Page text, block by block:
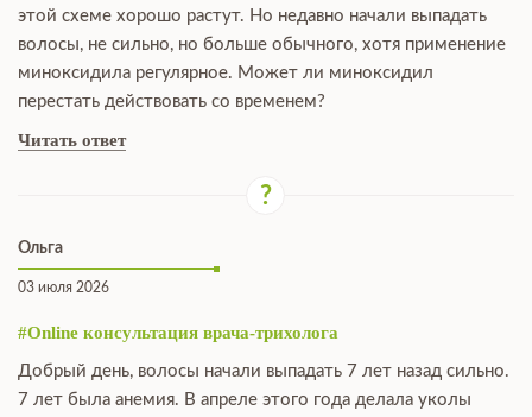
этой схеме хорошо растут. Но недавно начали выпадать
волосы, не сильно, но больше обычного, хотя применение
миноксидила регулярное. Может ли миноксидил
перестать действовать со временем?
Читать ответ
Ольга
03 июля 2026
#Online консультация врача-трихолога
Добрый день, волосы начали выпадать 7 лет назад сильно.
7 лет была анемия. В апреле этого года делала уколы